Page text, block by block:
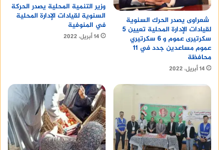
شعراوى يصدر الحرك السنوية
لقيادات الإدارة المحلية تعيين 5
سكرتيرى عموم و 6 سكرتيري
عموم مساعدين جدد في 11
محافظة
14 أبريل، 2022
وزير التنمية المحلية يصدر الحركة
السنوية لقيادات الإدارة المحلية
في المنوفية
14 أبريل، 2022